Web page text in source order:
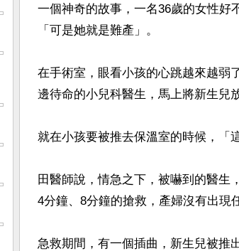
一個神奇的故事，一名36歲的女性好
「可是她就是難產」。
在手術室，眼看小孩的心跳越來越弱
邊待命的小兒科醫生，馬上將新生兒
就在小孩要被推去保溫室的時候，「
田醫師說，情急之下，被嚇到的醫生
4分鐘、8分鐘的搶救，產婦沒有出現
急救期間，有一個插曲，新生兒被推